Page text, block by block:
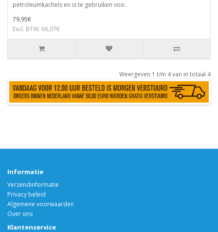
petroleumkachels en is te gebruiken voo..
79,95€
Excl. BTW: 66,07€
Weergeven 1 t/m 4 van in totaal 4
Informatie
Verzendinformatie
Privacy beleid
Algemene voorwaarden
Over ons
Klantenservice